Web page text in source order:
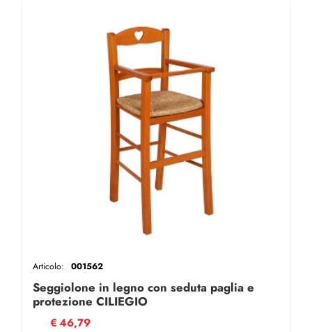
Seggiolone in legno con seduta paglia e
protezione CILIEGIO
Articolo: 001562
€46,79